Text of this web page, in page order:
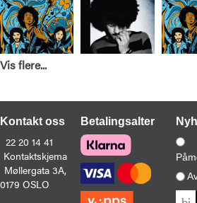
The Acoustic Sessions (LP)
Kjøp
Cowboy Song (BOK)
229,- Kjøp
Vis flere...
Kontakt oss
22 20 14 41
Kontaktskjema
Møllergata 3A,
0179 OSLO
Betalingsalternativer